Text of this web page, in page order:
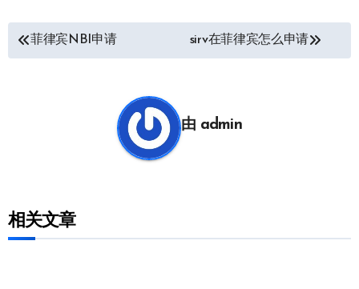
文
章
菲律宾NBI申请 sirv在菲律宾怎么申请
由 admin
相关文章